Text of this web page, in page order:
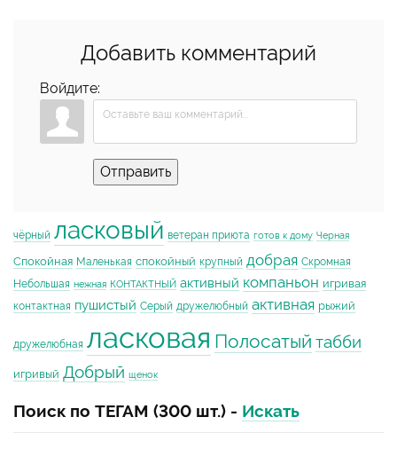
Добавить комментарий
Войдите:
Отправить
чёрный ласковый ветеран приюта готов к дому Черная
Спокойная Маленькая спокойный крупный добрая Скромная
Небольшая нежная КОНТАКТНЫЙ активный компаньон игривая
контактная пушистый Серый дружелюбный активная рыжий
дружелюбная ласковая Полосатый табби
игривый Добрый щенок
Поиск по ТЕГАМ (300 шт.) - Искать